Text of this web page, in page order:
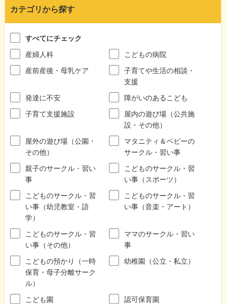
カテゴリから探す
すべてにチェック
産婦人科
こどもの病院
産前産後・母乳ケア
子育てや生活の相談・
支援
発達に不安
障がいのあるこども
子育て支援施設
屋内の遊び場（公共施
設・その他）
屋外の遊び場（公園・
その他）
マタニティ＆ベビーの
サークル・習い事
親子のサークル・習い
事
こどものサークル・習
い事（スポーツ）
こどものサークル・習
い事（幼児教室・語
学）
こどものサークル・習
い事（音楽・アート）
こどものサークル・習
い事（その他）
ママのサークル・習い
事
こどもの預かり（一時
保育・母子分離サーク
ル）
幼稚園（公立・私立）
こども園
認可保育園